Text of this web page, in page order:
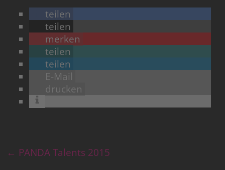
teilen
teilen
merken
teilen
teilen
E-Mail
drucken
← PANDA Talents 2015